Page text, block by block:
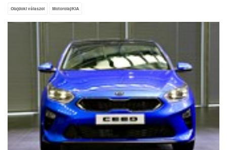
Olajdoki válaszol Motorolaj/KIA